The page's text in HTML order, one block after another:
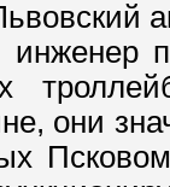
они